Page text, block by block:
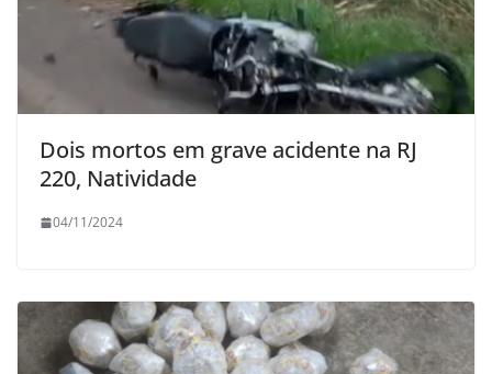
Dois mortos em grave acidente na RJ
220, Natividade
04/11/2024